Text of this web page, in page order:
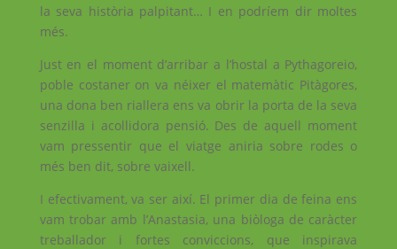
la seva història palpitant… I en podríem dir moltes
més.
Just en el moment d’arribar a l’hostal a Pythagoreio,
poble costaner on va néixer el matemàtic Pitàgores,
una dona ben riallera ens va obrir la porta de la seva
senzilla i acollidora pensió. Des de aquell moment
vam pressentir que el viatge aniria sobre rodes o
més ben dit, sobre vaixell.
I efectivament, va ser així. El primer dia de feina ens
vam trobar amb l’Anastasia, una biòloga de caràcter
treballador i fortes conviccions, que inspirava